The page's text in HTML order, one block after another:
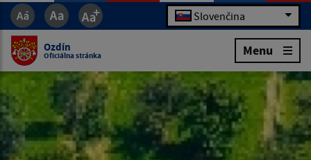
Slovenčina
Ozdín
Oficiálna stránka Menu